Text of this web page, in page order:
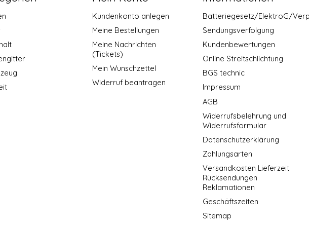
Kundenkonto anlegen
Meine Bestellungen
Meine Nachrichten
(Tickets)
Mein Wunschzettel
Widerruf beantragen
Batteriegesetz/ElektroG/
Sendungsverfolgung
Kundenbewertungen
Online Streitschlichtung
BGS technic
Impressum
AGB
Widerrufsbelehrung und
Widerrufsformular
Datenschutzerklärung
Zahlungsarten
Versandkosten Lieferzeit
Rücksendungen
Reklamationen
Geschäftszeiten
Sitemap